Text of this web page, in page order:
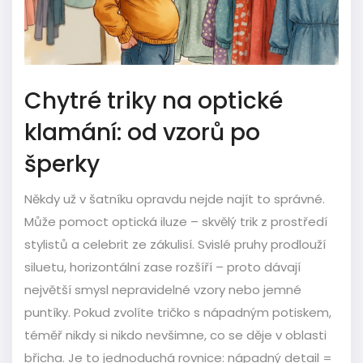
Chytré triky na optické
klamání: od vzorů po
šperky
Někdy už v šatníku opravdu nejde najít to správné.
Může pomoct optická iluze – skvělý trik z prostředí
stylistů a celebrit ze zákulisí. Svislé pruhy prodlouží
siluetu, horizontální zase rozšíří – proto dávají
největší smysl nepravidelné vzory nebo jemné
puntíky. Pokud zvolíte tričko s nápadným potiskem,
téměř nikdy si nikdo nevšimne, co se děje v oblasti
břicha. Je to jednoduchá rovnice: nápadný detail =